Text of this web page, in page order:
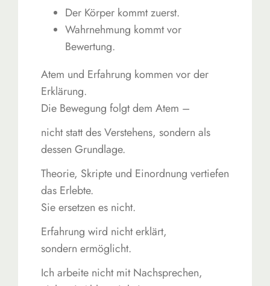
Der Körper kommt zuerst.
Wahrnehmung kommt vor
Bewertung.
Atem und Erfahrung kommen vor der
Erklärung.
Die Bewegung folgt dem Atem –
nicht statt des Verstehens, sondern als
dessen Grundlage.
Theorie, Skripte und Einordnung vertiefen
das Erlebte.
Sie ersetzen es nicht.
Erfahrung wird nicht erklärt,
sondern ermöglicht.
Ich arbeite nicht mit Nachsprechen,